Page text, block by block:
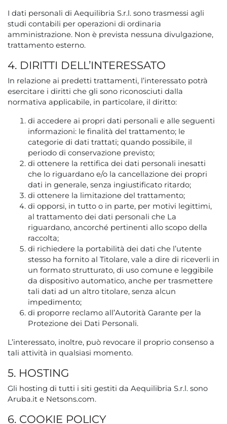
I dati personali di Aequilibria S.r.l. sono trasmessi agli
studi contabili per operazioni di ordinaria
amministrazione. Non è prevista nessuna divulgazione,
trattamento esterno.
4. DIRITTI DELL’INTERESSATO
In relazione ai predetti trattamenti, l’interessato potrà
esercitare i diritti che gli sono riconosciuti dalla
normativa applicabile, in particolare, il diritto:
di accedere ai propri dati personali e alle seguenti
informazioni: le finalità del trattamento; le
categorie di dati trattati; quando possibile, il
periodo di conservazione previsto;
di ottenere la rettifica dei dati personali inesatti
che lo riguardano e/o la cancellazione dei propri
dati in generale, senza ingiustificato ritardo;
di ottenere la limitazione del trattamento;
di opporsi, in tutto o in parte, per motivi legittimi,
al trattamento dei dati personali che La
riguardano, ancorché pertinenti allo scopo della
raccolta;
di richiedere la portabilità dei dati che l’utente
stesso ha fornito al Titolare, vale a dire di riceverli in
un formato strutturato, di uso comune e leggibile
da dispositivo automatico, anche per trasmettere
tali dati ad un altro titolare, senza alcun
impedimento;
di proporre reclamo all’Autorità Garante per la
Protezione dei Dati Personali.
L’interessato, inoltre, può revocare il proprio consenso a
tali attività in qualsiasi momento.
5. HOSTING
Gli hosting di tutti i siti gestiti da Aequilibria S.r.l. sono
Aruba.it e Netsons.com.
6. COOKIE POLICY